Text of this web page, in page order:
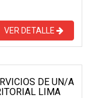
VER DETALLE
DE UN/A
LIMA